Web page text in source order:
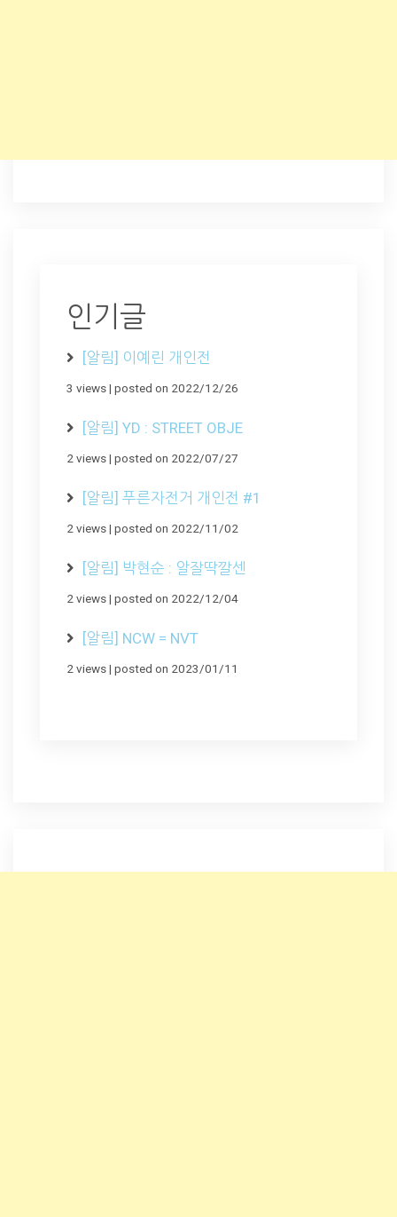
인기글
[알림] 이예린 개인전
3 views| posted on 2022/12/26
[알림] YD : STREET OBJE
2 views| posted on 2022/07/27
[알림] 푸른자전거 개인전 #1
2 views| posted on 2022/11/02
[알림] 박현순 : 알잘딱깔센
2 views| posted on 2022/12/04
[알림] NCW = NVT
2 views| posted on 2023/01/11